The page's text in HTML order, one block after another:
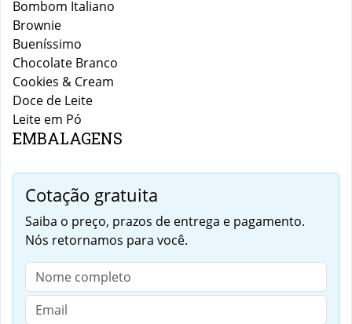
Bombom Italiano
Brownie
Bueníssimo
Chocolate Branco
Cookies & Cream
Doce de Leite
Leite em Pó
EMBALAGENS
Cotação gratuita
Saiba o preço, prazos de entrega e pagamento.
Nós retornamos para você.